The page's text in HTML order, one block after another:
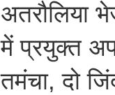
अतरौलिया
में प्रयुक्त
तमंचा, दो